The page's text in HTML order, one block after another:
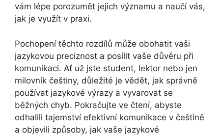
vám lépe porozumět jejich významu a naučí vás,
jak je využít v praxi.
Pochopení těchto rozdílů může obohatit vaši
jazykovou preciznost a posílit vaše důvěru při
komunikaci. Ať už jste student, lektor nebo jen
milovník češtiny, důležité je vědět, jak správně
používat jazykové výrazy a vyvarovat se
běžných chyb. Pokračujte ve čtení, abyste
odhalili tajemství efektivní komunikace v češtině
a objevili způsoby, jak vaše jazykové